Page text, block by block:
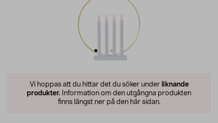
Vi hoppas att du hittar det du söker under liknande
produkter. Information om den utgångna produkten
finns längst ner på den här sidan.